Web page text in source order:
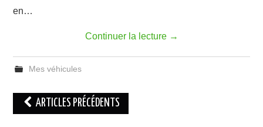
en…
Continuer la lecture →
Mes véhicules
Navigation
des
ARTICLES PRÉCÉDENTS